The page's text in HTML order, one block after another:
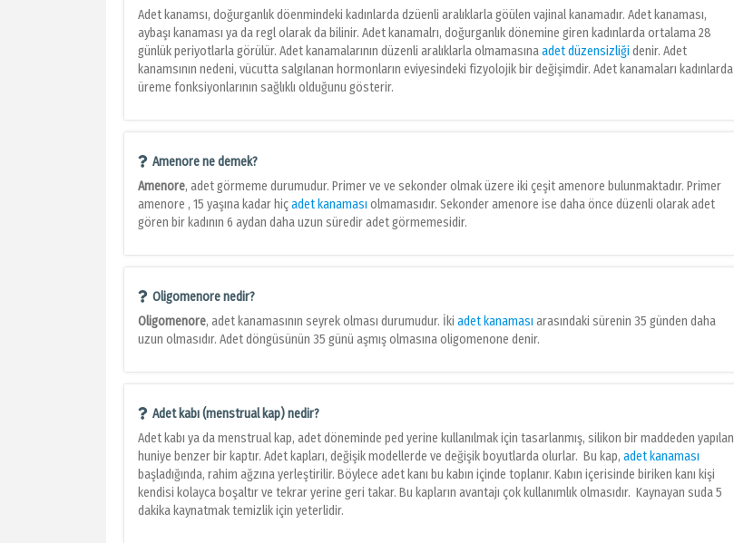
Adet kanamsı, doğurganlık döenmindeki kadınlarda dzüenli aralıklarla göülen vajinal kanamadır. Adet kanaması,
aybaşı kanaması ya da regl olarak da bilinir. Adet kanamalrı, doğurganlık dönemine giren kadınlarda ortalama 28
günlük periyotlarla görülür. Adet kanamalarının düzenli aralıklarla olmamasınaadet düzensizliği denir. Adet
kanamsının nedeni, vücutta salgılanan hormonların eviyesindeki fizyolojik bir değişimdir. Adet kanamaları kadınlarda
üreme fonksiyonlarının sağlıklı olduğunu gösterir.
Amenore ne demek?
Amenore, adet görmeme durumudur. Primer ve ve sekonder olmak üzere iki çeşit amenore bulunmaktadır. Primer
amenore , 15 yaşına kadar hiçadet kanaması olmamasıdır. Sekonder amenore ise daha önce düzenli olarak adet
gören bir kadının 6 aydan daha uzun süredir adet görmemesidir.
Oligomenore nedir?
Oligomenore, adet kanamasının seyrek olması durumudur. İki adet kanaması arasındaki sürenin 35 günden daha
uzun olmasıdır. Adet döngüsünün 35 günü aşmış olmasına oligomenone denir.
Adet kabı (menstrual kap) nedir?
Adet kabı ya da menstrual kap, adet döneminde ped yerine kullanılmak için tasarlanmış, silikon bir maddeden yapılan
huniye benzer bir kaptır. Adet kapları, değişik modellerde ve değişik boyutlarda olurlar. Bu kap, adet kanaması
başladığında, rahim ağzına yerleştirilir. Böylece adet kanı bu kabın içinde toplanır. Kabın içerisinde biriken kanı kişi
kendisi kolayca boşaltır ve tekrar yerine geri takar. Bu kapların avantajı çok kullanımlık olmasıdır. Kaynayan suda 5
dakika kaynatmak temizlik için yeterlidir.